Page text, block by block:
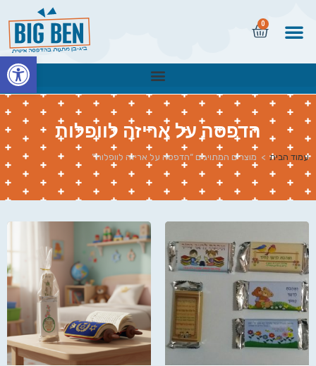
0
הדפסה על אריזה לוופלות
עמוד הבית > מוצרים המתויגים “הדפסה על אריזה לוופלות”